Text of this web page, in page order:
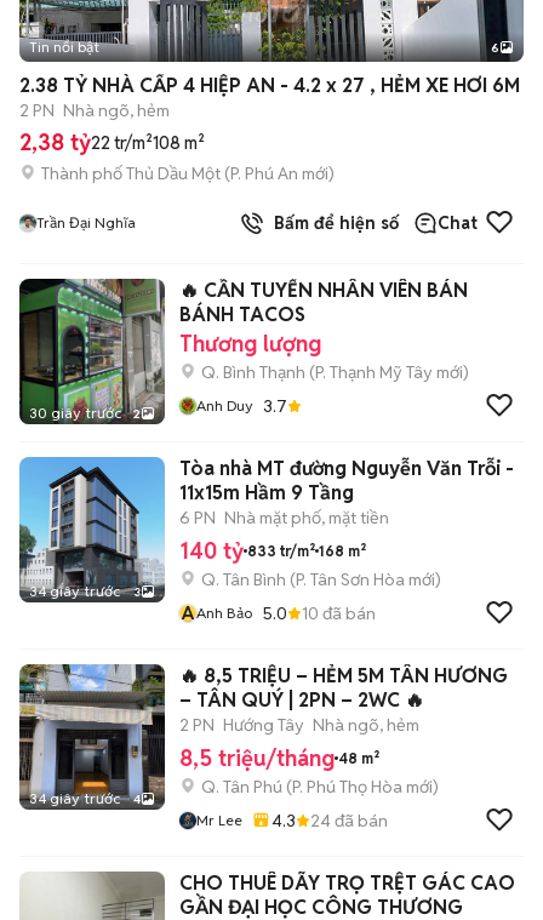
+2
Tin nổi bật 6
2.38 TỶ NHÀ CẤP 4 HIỆP AN - 4.2 x 27 , HẺM XE HƠI 6M
2 PN Nhà ngõ, hẻm
2,38 tỷ22 tr/m²108 m²
Thành phố Thủ Dầu Một (P. Phú An mới)
Trần Đại Nghĩa Bấm để hiện số Chat
30 giây trước 2
🔥 CẦN TUYỂN NHÂN VIÊN BÁN
BÁNH TACOS
Thương lượng
Q. Bình Thạnh (P. Thạnh Mỹ Tây mới)
Anh Duy 3.7
34 giây trước 3
Tòa nhà MT đường Nguyễn Văn Trỗi -
11x15m Hầm 9 Tầng
6 PN Nhà mặt phố, mặt tiền
140 tỷ 833 tr/m² 168 m²
Q. Tân Bình (P. Tân Sơn Hòa mới)
AAnh Bảo 5.0 10 đã bán
34 giây trước 4
🔥 8,5 TRIỆU – HẺM 5M TÂN HƯƠNG
– TÂN QUÝ | 2PN – 2WC 🔥
2 PN Hướng Tây Nhà ngõ, hẻm
8,5 triệu/tháng 48 m²
Q. Tân Phú (P. Phú Thọ Hòa mới)
Mr Lee 4.3 24đã bán
CHO THUÊ DÃY TRỌ TRỆT GÁC CAO
GẦN ĐẠI HỌC CÔNG THƯƠNG